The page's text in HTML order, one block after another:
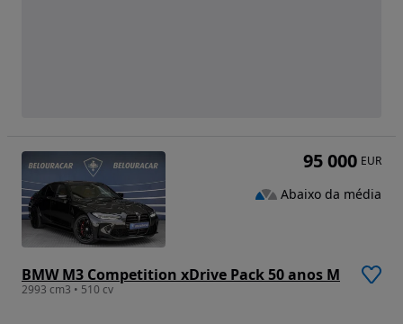
BMW M3 Competition xDrive Pack 50 anos M
2993 cm3 • 510 cv
95 000 EUR
Abaixo da média